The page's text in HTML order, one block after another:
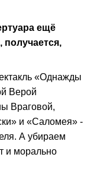
ещё
получается,
«Однажды
Верой
Враговой,
и «Саломея» -
А убираем
и морально